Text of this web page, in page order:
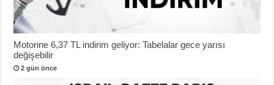
Motorine 6,37 TL indirim geliyor: Tabelalar gece yarısı
değişebilir
2 gün önce